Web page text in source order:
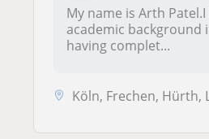
My name is Arth
academic background
having complet...
Köln, Frechen, Hürth,